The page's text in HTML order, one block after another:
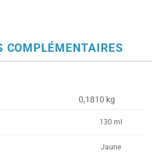
COMPLÉMENTAIRES
0,1810 kg
130 ml
Jaune